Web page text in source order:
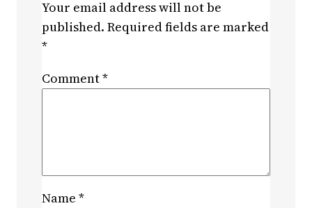
Your email address will not be
published. Required fields are marked
*
Comment*
Name *